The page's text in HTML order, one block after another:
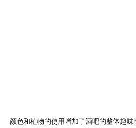
颜色和植物的使用增加了酒吧的整体趣